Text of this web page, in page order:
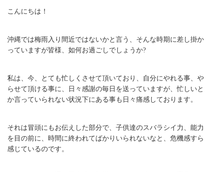
こんにちは！
沖縄では梅雨入り間近ではないかと言う、そんな時期に差し掛か
っていますが皆様、如何お過ごしでしょうか?
私は、今、とても忙しくさせて頂いており、自分にやれる事、や
らせて頂ける事に、日々感謝の毎日を送っていますが、忙しいと
か言っていられない状況下にある事も日々痛感しております。
それは冒頭にもお伝えした部分で、子供達のスバラシイ力、能力
を目の前に、時間に終われてばかりいられないなと、危機感すら
感じているのです。